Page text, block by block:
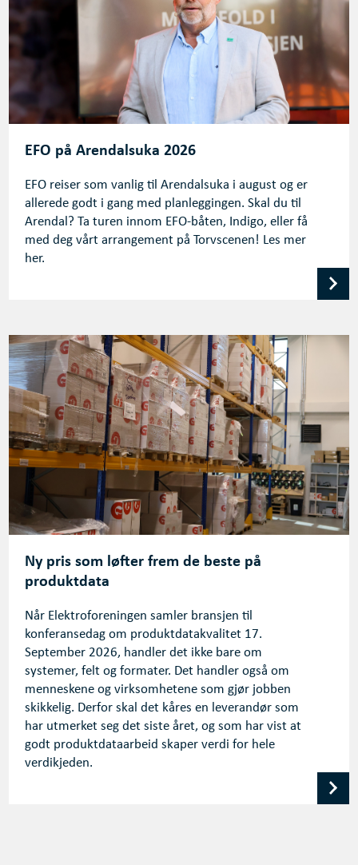
EFO på Arendalsuka 2026
EFO reiser som vanlig til Arendalsuka i august og er
allerede godt i gang med planleggingen. Skal du til
Arendal? Ta turen innom EFO-båten, Indigo, eller få
med deg vårt arrangement på Torvscenen! Les mer
her.
Ny pris som løfter frem de beste på
produktdata
Når Elektroforeningen samler bransjen til
konferansedag om produktdatakvalitet 17.
September 2026, handler det ikke bare om
systemer, felt og formater. Det handler også om
menneskene og virksomhetene som gjør jobben
skikkelig. Derfor skal det kåres en leverandør som
har utmerket seg det siste året, og som har vist at
godt produktdataarbeid skaper verdi for hele
verdikjeden.